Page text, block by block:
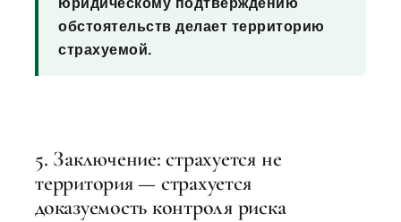
юридическому подтверждению
обстоятельств делает территорию
страхуемой.
5. Заключение: страхуется не
территория — страхуется
доказуемость контроля риска